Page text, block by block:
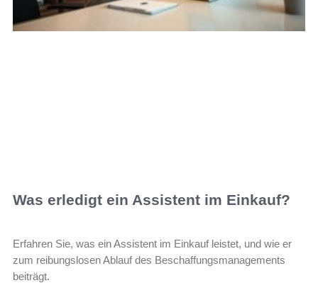
Was erledigt ein Assistent im Einkauf?
Erfahren Sie, was ein Assistent im Einkauf leistet, und wie er
zum reibungslosen Ablauf des Beschaffungsmanagements
beiträgt.